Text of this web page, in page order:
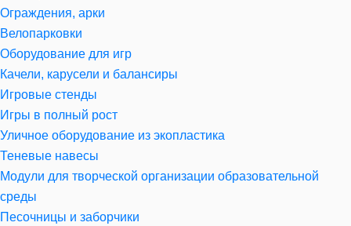
Ограждения, арки
Велопарковки
Оборудование для игр
Качели, карусели и балансиры
Игровые стенды
Игры в полный рост
Уличное оборудование из экопластика
Теневые навесы
Модули для творческой организации образовательной
среды
Песочницы и заборчики